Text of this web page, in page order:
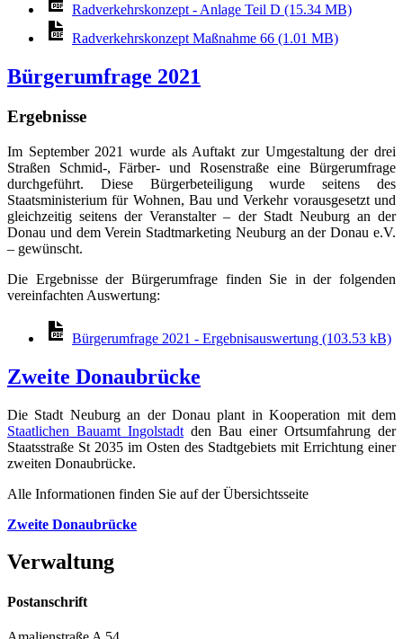
Radverkehrskonzept - Anlage Teil D (15.34 MB)
Radverkehrskonzept Maßnahme 66 (1.01 MB)
Bürgerumfrage 2021
Ergebnisse
Im September 2021 wurde als Auftakt zur Umgestaltung der drei
Straßen Schmid-, Färber- und Rosenstraße eine Bürgerumfrage
durchgeführt. Diese Bürgerbeteiligung wurde seitens des
Staatsministerium für Wohnen, Bau und Verkehr vorausgesetzt und
gleichzeitig seitens der Veranstalter – der Stadt Neuburg an der
Donau und dem Verein Stadtmarketing Neuburg an der Donau e.V.
– gewünscht.
Die Ergebnisse der Bürgerumfrage finden Sie in der folgenden
vereinfachten Auswertung:
Bürgerumfrage 2021 - Ergebnisauswertung (103.53 kB)
Zweite Donaubrücke
Die Stadt Neuburg an der Donau plant in Kooperation mit dem
Staatlichen Bauamt Ingolstadt den Bau einer Ortsumfahrung der
Staatsstraße St 2035 im Osten des Stadtgebiets mit Errichtung einer
zweiten Donaubrücke.
Alle Informationen finden Sie auf der Übersichtsseite
Zweite Donaubrücke
Verwaltung
Postanschrift